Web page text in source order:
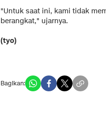
"Untuk saat ini, kami tidak
berangkat," ujarnya.
(tyo)
Bagikan: